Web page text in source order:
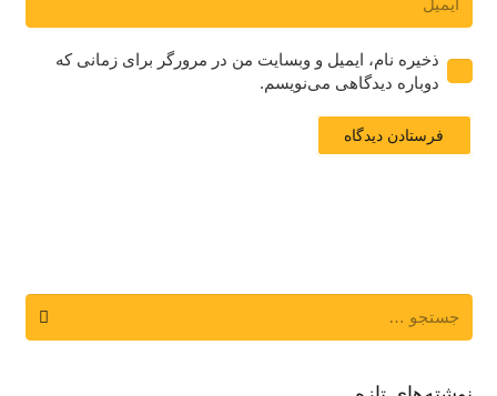
ذخیره نام، ایمیل و وبسایت من در مرورگر برای زمانی که
دوباره دیدگاهی می‌نویسم.
فرستادن دیدگاه
برای: